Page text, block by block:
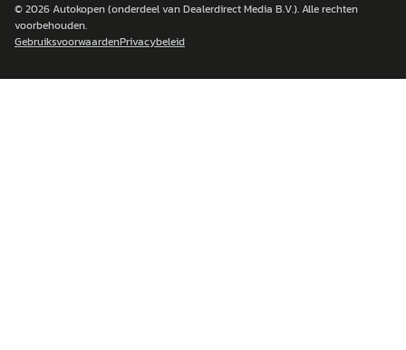
© 2026Autokopen(onderdeel van Dealerdirect Media B.V.). Alle rechten
voorbehouden.
GebruiksvoorwaardenPrivacybeleid